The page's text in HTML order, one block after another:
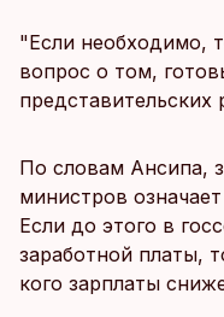
"Если необходимо,
вопрос о том,
представительских
По словам Ансипа,
министров
Если до этого в
заработной платы,
кого зарплаты